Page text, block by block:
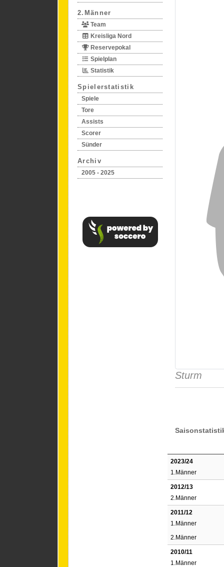
2.Männer
Team
Kreisliga Nord
Reservepokal
Spielplan
Statistik
Spielerstatistik
Spiele
Tore
Assists
Scorer
Sünder
Archiv
2005 - 2025
Sturm
2023/24
1.Männer
2012/13
2.Männer
2011/12
1.Männer
2.Männer
2010/11
1.Männer